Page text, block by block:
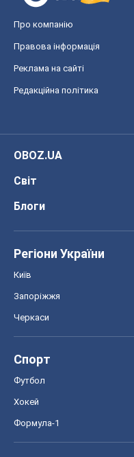
Про компанію
Правова інформація
Реклама на сайті
Редакційна політика
OBOZ.UA
Світ
Блоги
Регіони України
Київ
Запоріжжя
Черкаси
Спорт
Футбол
Хокей
Формула-1